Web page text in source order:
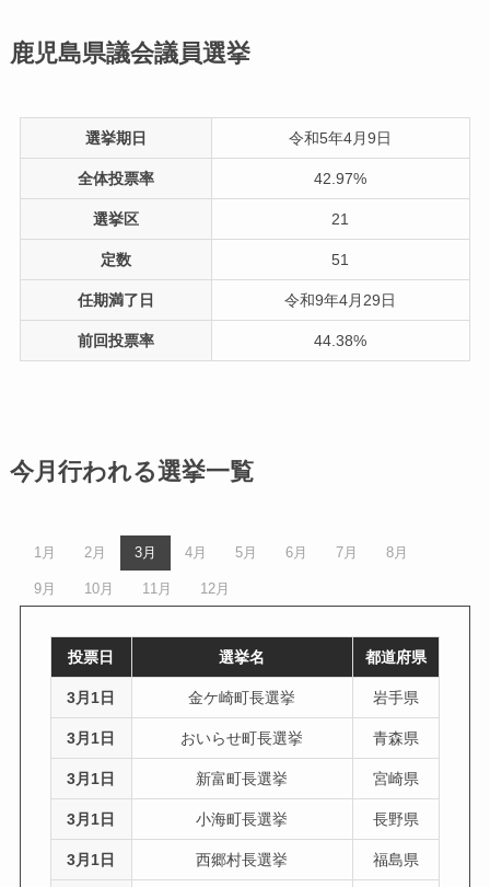
鹿児島県議会議員選挙
選挙期日 令和5年4月9日
全体投票率 42.97%
選挙区 21
定数 51
任期満了日 令和9年4月29日
前回投票率 44.38%
今月行われる選挙一覧
1月 2月 3月 4月 5月 6月 7月 8月
9月 10月 11月 12月
投票日 選挙名 都道府県
3月1日 金ケ崎町長選挙 岩手県
3月1日 おいらせ町長選挙 青森県
3月1日 新富町長選挙 宮崎県
3月1日 小海町長選挙 長野県
3月1日 西郷村長選挙 福島県